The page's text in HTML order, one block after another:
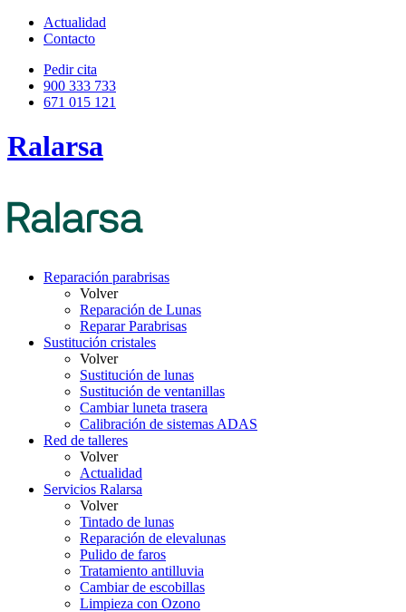
Actualidad
Contacto
Pedir cita
900 333 733
671 015 121
Ralarsa
Reparación parabrisas
Volver
Reparación de Lunas
Reparar Parabrisas
Sustitución cristales
Volver
Sustitución de lunas
Sustitución de ventanillas
Cambiar luneta trasera
Calibración de sistemas ADAS
Red de talleres
Volver
Actualidad
Servicios Ralarsa
Volver
Tintado de lunas
Reparación de elevalunas
Pulido de faros
Tratamiento antilluvia
Cambiar de escobillas
Limpieza con Ozono